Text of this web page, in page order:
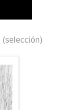
(selección)